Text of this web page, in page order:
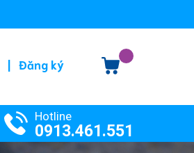
| Đăng ký
Hotline
0913.461.551